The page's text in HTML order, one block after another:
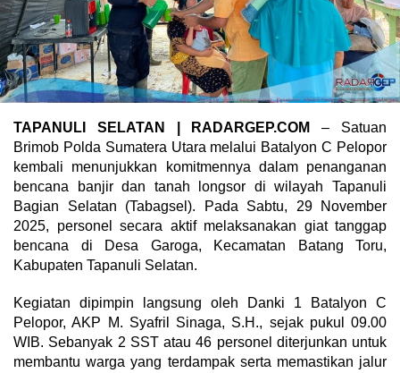
TAPANULI SELATAN | RADARGEP.COM
– Satuan
Brimob Polda Sumatera Utara melalui Batalyon C Pelopor
kembali menunjukkan komitmennya dalam penanganan
bencana banjir dan tanah longsor di wilayah Tapanuli
Bagian Selatan (Tabagsel). Pada Sabtu, 29 November
2025, personel secara aktif melaksanakan giat tanggap
bencana di Desa Garoga, Kecamatan Batang Toru,
Kabupaten Tapanuli Selatan.
Kegiatan dipimpin langsung oleh Danki 1 Batalyon C
Pelopor, AKP M. Syafril Sinaga, S.H., sejak pukul 09.00
WIB. Sebanyak 2 SST atau 46 personel diterjunkan untuk
membantu warga yang terdampak serta memastikan jalur